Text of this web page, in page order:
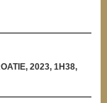
2023, 1H38,